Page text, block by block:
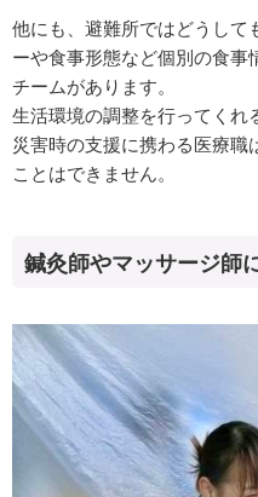
他にも、避難所ではどうして
ーや食事形態など個別の食
チームがあります。
生活環境の調整を行ってくれ
災害時の支援に携わる医療職
ことはできません。
鍼灸師やマッサージ師